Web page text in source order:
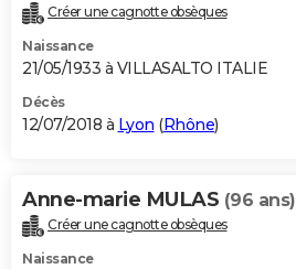
Créer une cagnotte obsèques
Naissance
21/05/1933 à VILLASALTO ITALIE
Décès
12/07/2018 à Lyon (Rhône)
Anne-marie MULAS (96 ans)
Créer une cagnotte obsèques
Naissance